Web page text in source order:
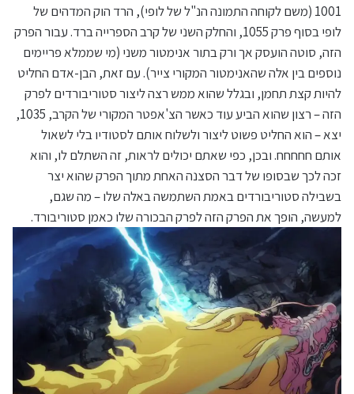
1001 (משם לקוחה התמונה הנ"ל של לופי), הרד הוק המדהים של
לופי בסוף פרק 1055, והחלק השני של קרב הספרייה ברד. עבור הפרק
הזה, סוטה הועסק אך ורק בתור אנימטור משני (מי שממלא פריימים
נוספים בין אלה שהאנימטור המקורי צייר). עם זאת, הבן-אדם החליט
להיות קצת תחמן, ובגלל שהוא ממש רצה ליצור סטוריבורדים לפרק
הזה – רצון שהוא הביע עוד כאשר הצ'אפטר המקורי של הקרב, 1035,
יצא – הוא החליט פשוט ליצור ולשלוח אותם לסטודיו בלי לשאול
אותם חחחחח. ובכן, כפי שאתם יכולים לראות, זה השתלם לו, והוא
זכה לכך שבסופו של דבר הסצנה האחת מתוך הפרק שהוא יצר
בשבילה סטוריבורדים באמת השתמשה באלה שלו – מה שגם,
למעשה, הופך את הפרק הזה לפרק הבכורה שלו כאמן סטוריבורד.